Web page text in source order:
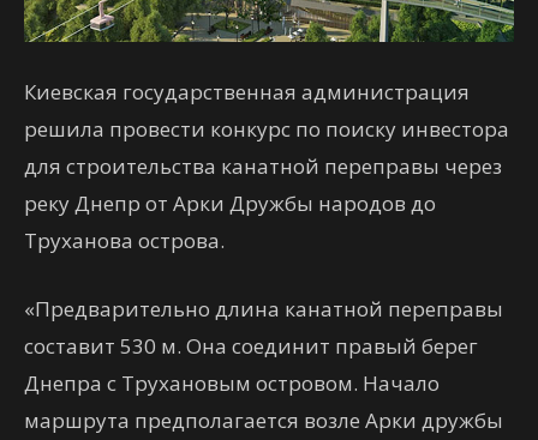
Киевская государственная администрация
решила провести конкурс по поиску инвестора
для строительства канатной переправы через
реку Днепр от Арки Дружбы народов до
Труханова острова.
«Предварительно длина канатной переправы
составит 530 м. Она соединит правый берег
Днепра с Трухановым островом. Начало
маршрута предполагается возле Арки дружбы